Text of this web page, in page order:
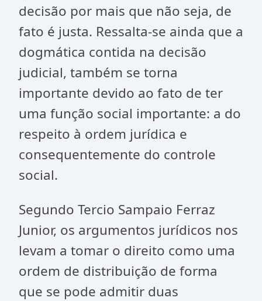
decisão por mais que não seja, de
fato é justa. Ressalta-se ainda que a
dogmática contida na decisão
judicial, também se torna
importante devido ao fato de ter
uma função social importante: a do
respeito à ordem jurídica e
consequentemente do controle
social.
Segundo Tercio Sampaio Ferraz
Junior, os argumentos jurídicos nos
levam a tomar o direito como uma
ordem de distribuição de forma
que se pode admitir duas